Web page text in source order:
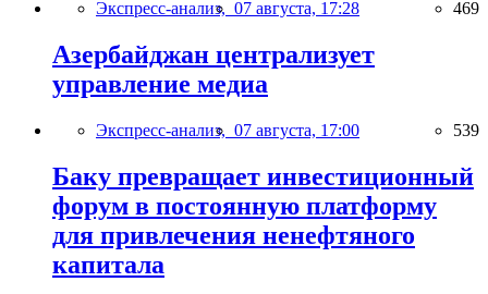
Экспресс-анализ, 07 августа, 17:28 469
Азербайджан централизует
управление медиа
Экспресс-анализ, 07 августа, 17:00 539
Баку превращает инвестиционный
форум в постоянную платформу
для привлечения ненефтяного
капитала